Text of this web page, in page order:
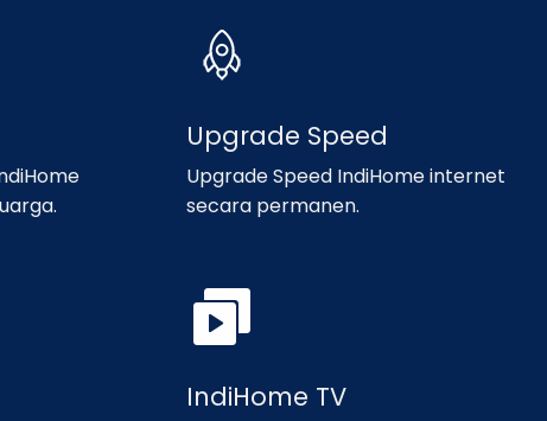
Upgrade Speed
Upgrade Speed IndiHome internet
secara permanen.
IndiHome TV